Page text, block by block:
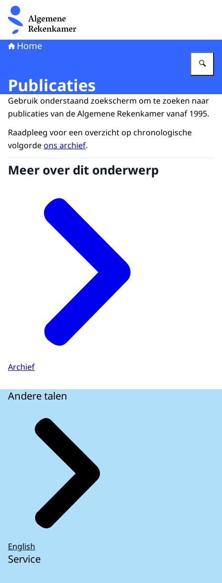
Naar de homepage van Algemene Rekenkamer
Home
Publicaties
Gebruik onderstaand zoekscherm om te zoeken naar
publicaties van de Algemene Rekenkamer vanaf 1995.
Raadpleeg voor een overzicht op chronologische
volgordeons archief.
Meer over dit onderwerp
Archief
Andere talen
English
Service